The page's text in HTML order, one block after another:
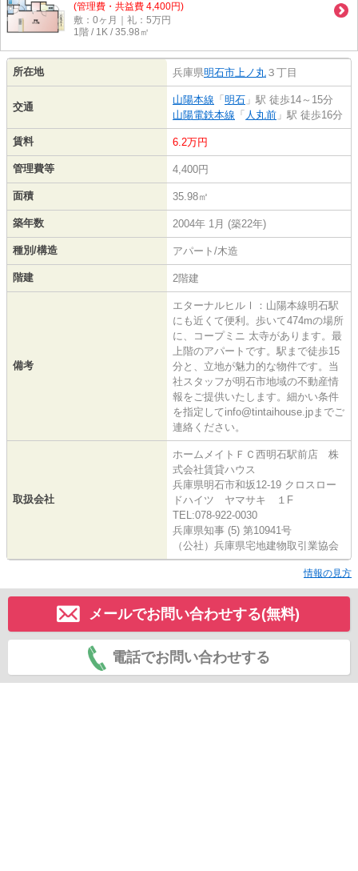
(管理費・共益費 4,400円)
敷：0ヶ月｜礼：5万円
1階 / 1K / 35.98㎡
所在地 兵庫県明石市上ノ丸 ３丁目
交通
山陽本線 「 明石 」駅 徒歩14～15分
山陽電鉄本線 「 人丸前 」駅 徒歩16分
賃料 6.2万円
管理費等 4,400円
面積 35.98㎡
築年数 2004年 1月 (築22年)
種別/構造 アパート/木造
階建 2階建
備考
エターナルヒルⅠ：山陽本線明石駅
にも近くて便利。歩いて474mの場所
に、コープミニ 太寺があります。最
上階のアパートです。駅まで徒歩15
分と、立地が魅力的な物件です。当
社スタッフが明石市地域の不動産情
報をご提供いたします。細かい条件
を指定してinfo@tintaihouse.jpまでご
連絡ください。
取扱会社
ホームメイトＦＣ西明石駅前店 株
式会社賃貸ハウス
兵庫県明石市和坂12-19 クロスロー
ドハイツ ヤマサキ １F
TEL:078-922-0030
兵庫県知事 (5) 第10941号
（公社）兵庫県宅地建物取引業協会
情報の見方
メールでお問い合わせする(無料)
電話でお問い合わせする